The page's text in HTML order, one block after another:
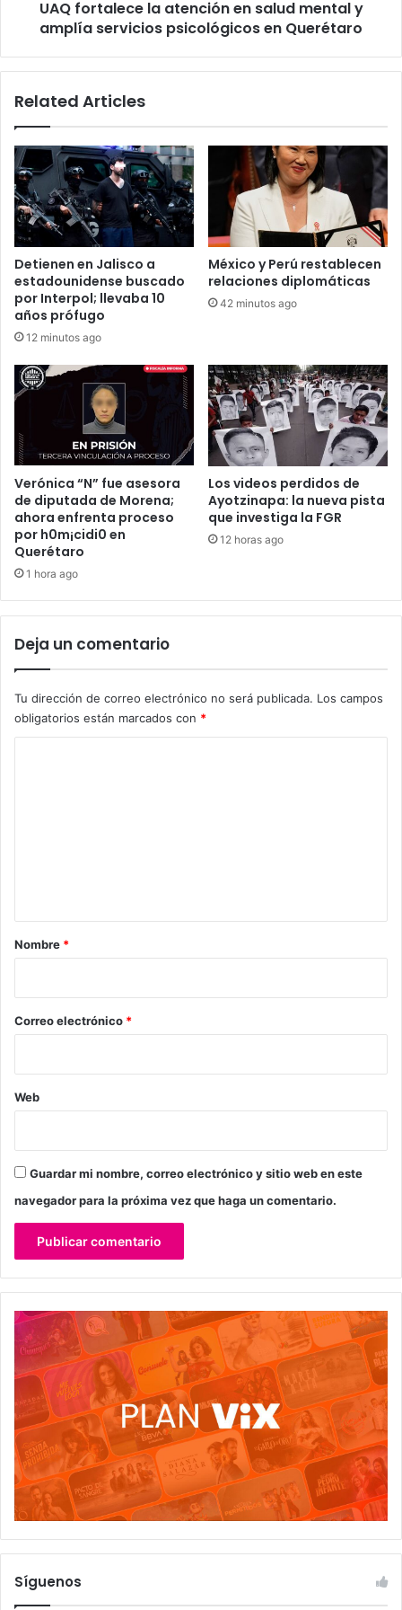
servicios
psicológicos
UAQ fortalece la atención en salud mental y
amplía servicios psicológicos en Querétaro
Related Articles
Detienen en Jalisco a
estadounidense buscado
por Interpol; llevaba 10
años prófugo
12 minutos ago
México y Perú restablecen
relaciones diplomáticas
42 minutos ago
Verónica “N” fue asesora
de diputada de Morena;
ahora enfrenta proceso
por h0m¡cidi0 en
Querétaro
1 hora ago
Los videos perdidos de
Ayotzinapa: la nueva pista
que investiga la FGR
12 horas ago
Deja un comentario
Tu dirección de correo electrónico no será publicada. Los campos
obligatorios están marcados con *
r
*
Nombre *
Correo electrónico *
Web
Guardar mi nombre, correo electrónico y sitio web en este
navegador para la próxima vez que haga un comentario.